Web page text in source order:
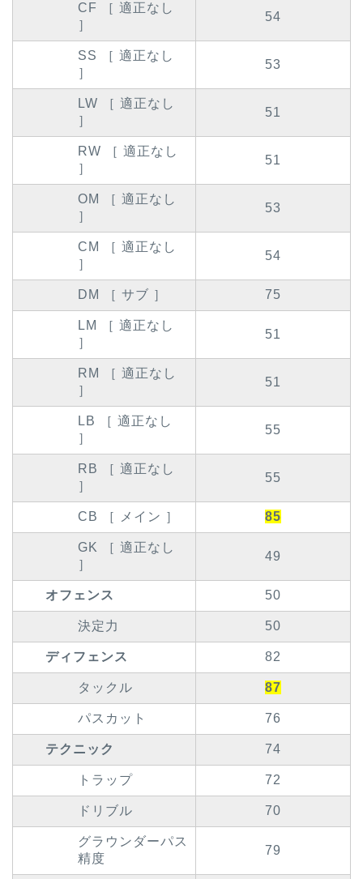
CF ［ 適正なし
］
54
SS ［ 適正なし
］
53
LW ［ 適正なし
］
51
RW ［ 適正なし
］
51
OM ［ 適正なし
］
53
CM ［ 適正なし
］
54
DM ［ サブ ］ 75
LM ［ 適正なし
］
51
RM ［ 適正なし
］
51
LB ［ 適正なし
］
55
RB ［ 適正なし
］
55
CB ［ メイン ］ 85
GK ［ 適正なし
］
49
オフェンス 50
決定力 50
ディフェンス 82
タックル 87
パスカット 76
テクニック 74
トラップ 72
ドリブル 70
グラウンダーパス
精度
79